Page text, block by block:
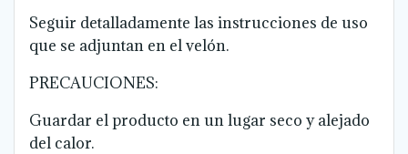
Seguir detalladamente las instrucciones de uso
que se adjuntan en el velón.
PRECAUCIONES:
Guardar el producto en un lugar seco y alejado
del calor.